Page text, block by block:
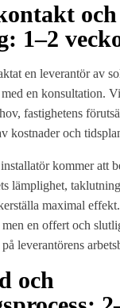
och
1–2
en leverantör av
en konsultation.
fastighetens
kostnader och
kommer att
lämplighet,
maximal
en offert och
leverantörens
och